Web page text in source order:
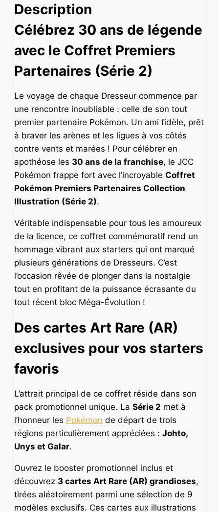
Description
Célébrez 30 ans de légende
avec le Coffret Premiers
Partenaires (Série 2)
Le voyage de chaque Dresseur commence par
une rencontre inoubliable : celle de son tout
premier partenaire Pokémon. Un ami fidèle, prêt
à braver les arènes et les ligues à vos côtés
contre vents et marées ! Pour célébrer en
apothéose les 30 ans de la franchise, le JCC
Pokémon frappe fort avec l’incroyable Coffret
Pokémon Premiers Partenaires Collection
Illustration (Série 2).
Véritable indispensable pour tous les amoureux
de la licence, ce coffret commémoratif rend un
hommage vibrant aux starters qui ont marqué
plusieurs générations de Dresseurs. C’est
l’occasion rêvée de plonger dans la nostalgie
tout en profitant de la puissance écrasante du
tout récent bloc Méga-Évolution !
Des cartes Art Rare (AR)
exclusives pour vos starters
favoris
L’attrait principal de ce coffret réside dans son
pack promotionnel unique. La Série 2 met à
l’honneur les Pokémon de départ de trois
régions particulièrement appréciées : Johto,
Unys et Galar.
Ouvrez le booster promotionnel inclus et
découvrez 3 cartes Art Rare (AR) grandioses,
tirées aléatoirement parmi une sélection de 9
modèles exclusifs. Ces cartes aux illustrations